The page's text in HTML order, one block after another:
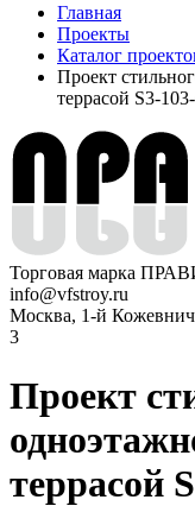
Главная
Проекты
Каталог
Проект
террасой S3-
Торговая марка
info@vfstroy.ru
Москва, 1-й
3
Проект
террасой